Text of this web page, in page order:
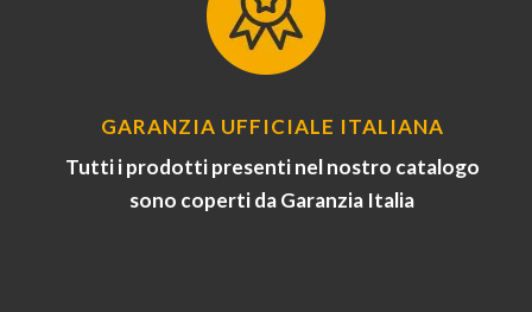
GARANZIA UFFICIALE ITALIANA
Tutti i prodotti presenti nel nostro catalogo
sono coperti da Garanzia Italia